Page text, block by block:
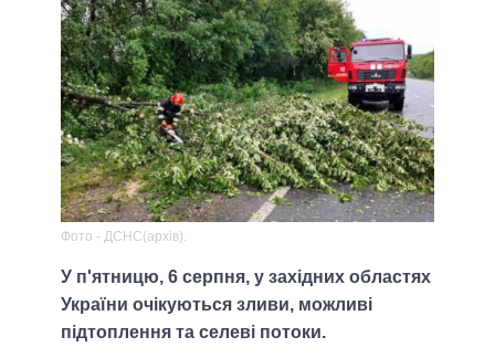
Фото - ДСНС(архів).
У п'ятницю, 6 серпня, у західних областях
України очікуються зливи, можливі
підтоплення та селеві потоки.